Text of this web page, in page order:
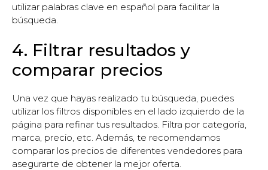
utilizar palabras clave en español para facilitar la
búsqueda.
4. Filtrar resultados y
comparar precios
Una vez que hayas realizado tu búsqueda, puedes
utilizar los filtros disponibles en el lado izquierdo de la
página para refinar tus resultados. Filtra por categoría,
marca, precio, etc. Además, te recomendamos
comparar los precios de diferentes vendedores para
asegurarte de obtener la mejor oferta.